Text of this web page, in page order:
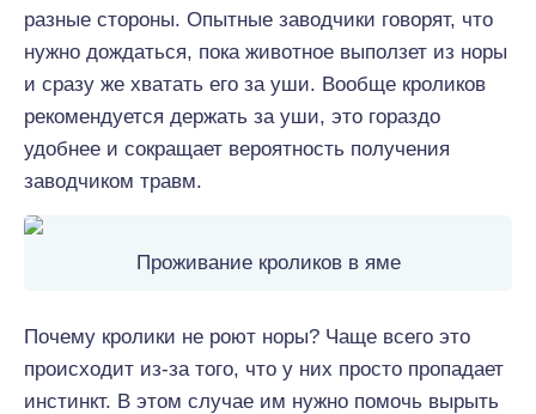
разные стороны. Опытные заводчики говорят, что
нужно дождаться, пока животное выползет из норы
и сразу же хватать его за уши. Вообще кроликов
рекомендуется держать за уши, это гораздо
удобнее и сокращает вероятность получения
заводчиком травм.
Проживание кроликов в яме
Почему кролики не роют норы? Чаще всего это
происходит из-за того, что у них просто пропадает
инстинкт. В этом случае им нужно помочь вырыть